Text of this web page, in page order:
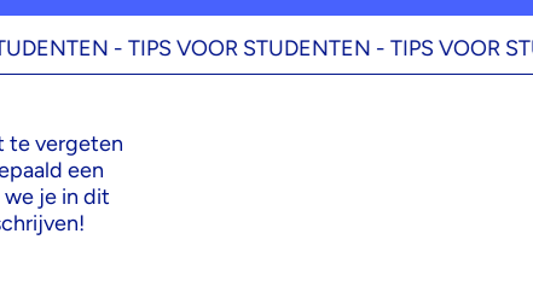
-TIPS VOOR STUDENTEN -TIPS VOOR
te vergeten
een
je in dit